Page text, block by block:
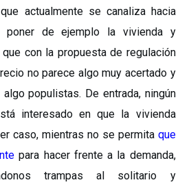
actualmente se canaliza hacia
poner de ejemplo la vivienda y
con la propuesta de regulación
no parece algo muy acertado y
populistas. De entrada, ningún
interesado en que la vivienda
caso, mientras no se permita que
para hacer frente a la demanda,
trampas al solitario y